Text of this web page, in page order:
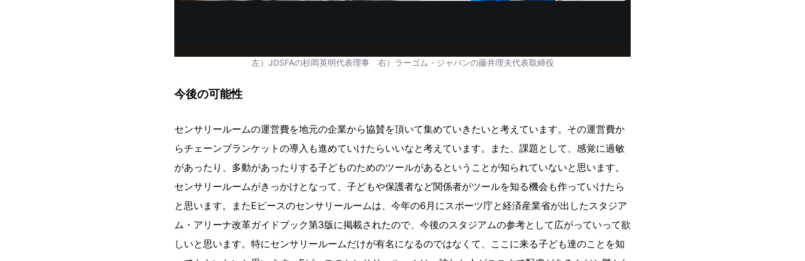
左）JDSFAの杉岡英明代表理事 右）ラーゴム・ジャパンの藤井理夫代表取締役
今後の可能性
センサリールームの運営費を地元の企業から協賛を頂いて集めていきたいと考えています。その運営費か
らチェーンブランケットの導入も進めていけたらいいなと考えています。また、課題として、感覚に過敏
があったり、多動があったりする子どものためのツールがあるということが知られていないと思います。
センサリールームがきっかけとなって、子どもや保護者など関係者がツールを知る機会も作っていけたら
と思います。またEピースのセンサリールームは、今年の6月にスポーツ庁と経済産業省が出したスタジア
ム・アリーナ改革ガイドブック第3版に掲載されたので、今後のスタジアムの参考として広がっていって欲
しいと思います。特にセンサリールームだけが有名になるのではなくて、ここに来る子ども達のことを知